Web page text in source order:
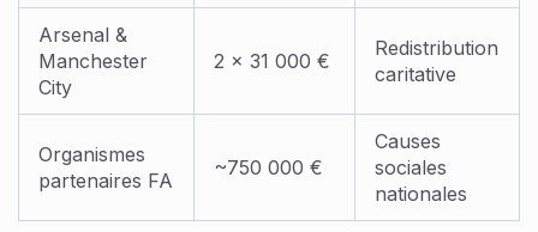
Arsenal &
Manchester
City
2 x 31 000 €
Redistribution
caritative
Organismes
partenaires FA
~750 000 €
Causes
sociales
nationales